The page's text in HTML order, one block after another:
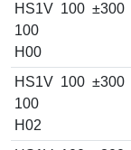
HS1V
100
H00
100 ±300
HS1V
100
H02
100 ±300